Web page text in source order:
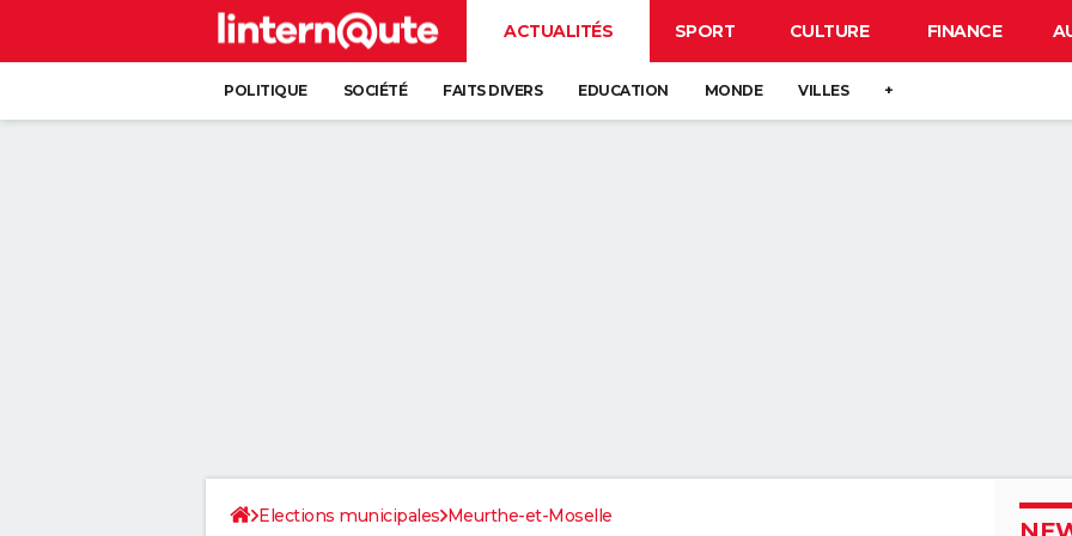
ACTUALITÉS SPORT CULTURE FINANCE
POLITIQUE SOCIÉTÉ FAITS DIVERS EDUCATION MONDE VILLES +
Elections municipales Meurthe-et-Moselle